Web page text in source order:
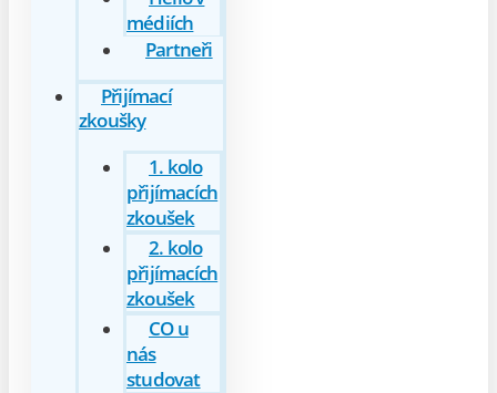
médiích
Partneři
Přijímací
zkoušky
1. kolo
přijímacích
zkoušek
2. kolo
přijímacích
zkoušek
CO u
nás
studovat